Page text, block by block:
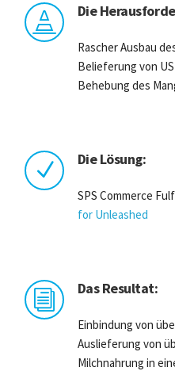
 Die
Rascher Ausbau
Belieferung von
Behebung des
N Die Lösung:
SPS Commerce
for Unleashed
i Das Resultat:
Einbindung von
Auslieferung von
Milchnahrung in